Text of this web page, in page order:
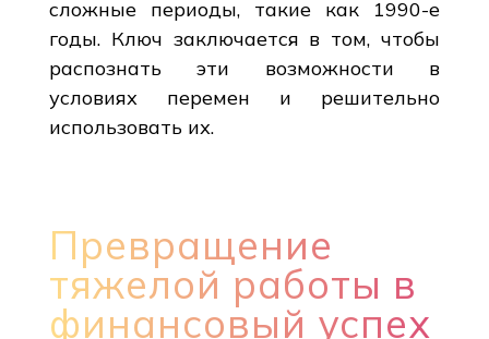
сложные периоды, такие как 1990-е
годы. Ключ заключается в том, чтобы
распознать эти возможности в
условиях перемен и решительно
использовать их.
Превращение
тяжелой работы в
финансовый успех